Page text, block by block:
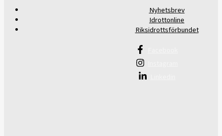
Nyhetsbrev
Idrottonline
Riksidrottsförbundet